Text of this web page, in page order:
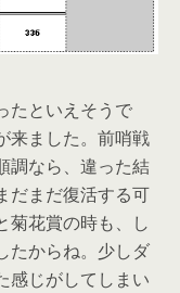
たといえそうで
来ました。前哨戦
調なら、違った結
だまだ復活する可
菊花賞の時も、し
たからね。少しダ
感じがしてしまい